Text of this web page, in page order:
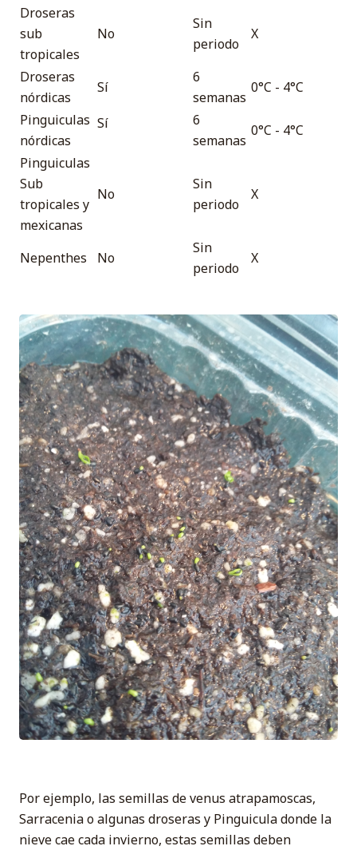
Droseras
sub
tropicales
No
Sin
periodo
X
Droseras
nórdicas
Sí
6
semanas
0°C - 4°C
Pinguiculas
nórdicas
Sí
6
semanas
0°C - 4°C
Pinguiculas
Sub
tropicales y
mexicanas
No
Sin
periodo
X
Nepenthes No
Sin
periodo
X
Por ejemplo, las semillas de venus atrapamoscas,
Sarracenia o algunas droseras y Pinguicula donde la
nieve cae cada invierno, estas semillas deben